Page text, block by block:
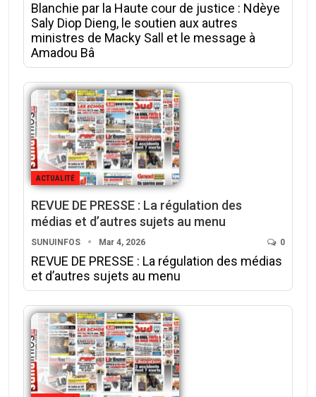
Blanchie par la Haute cour de justice : Ndèye
Saly Diop Dieng, le soutien aux autres
ministres de Macky Sall et le message à
Amadou Bâ
ACTUALITÉ
REVUE DE PRESSE : La régulation des
médias et d’autres sujets au menu
SUNUINFOS Mar 4, 2026 0
REVUE DE PRESSE : La régulation des médias
et d’autres sujets au menu